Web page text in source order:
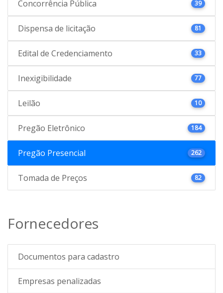
Concorrência Pública 39
Dispensa de licitação 81
Edital de Credenciamento 33
Inexigibilidade 77
Leilão 10
Pregão Eletrônico 184
Pregão Presencial 262
Tomada de Preços 82
Fornecedores
Documentos para cadastro
Empresas penalizadas